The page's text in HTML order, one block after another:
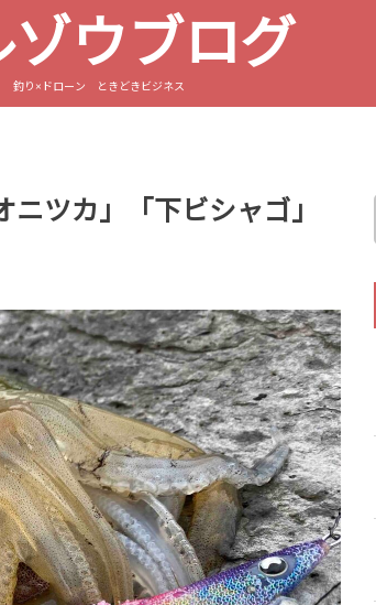
ゾウブログ
釣り×ドローン ときどきビジネス
ニツカ」「下ビシャゴ」